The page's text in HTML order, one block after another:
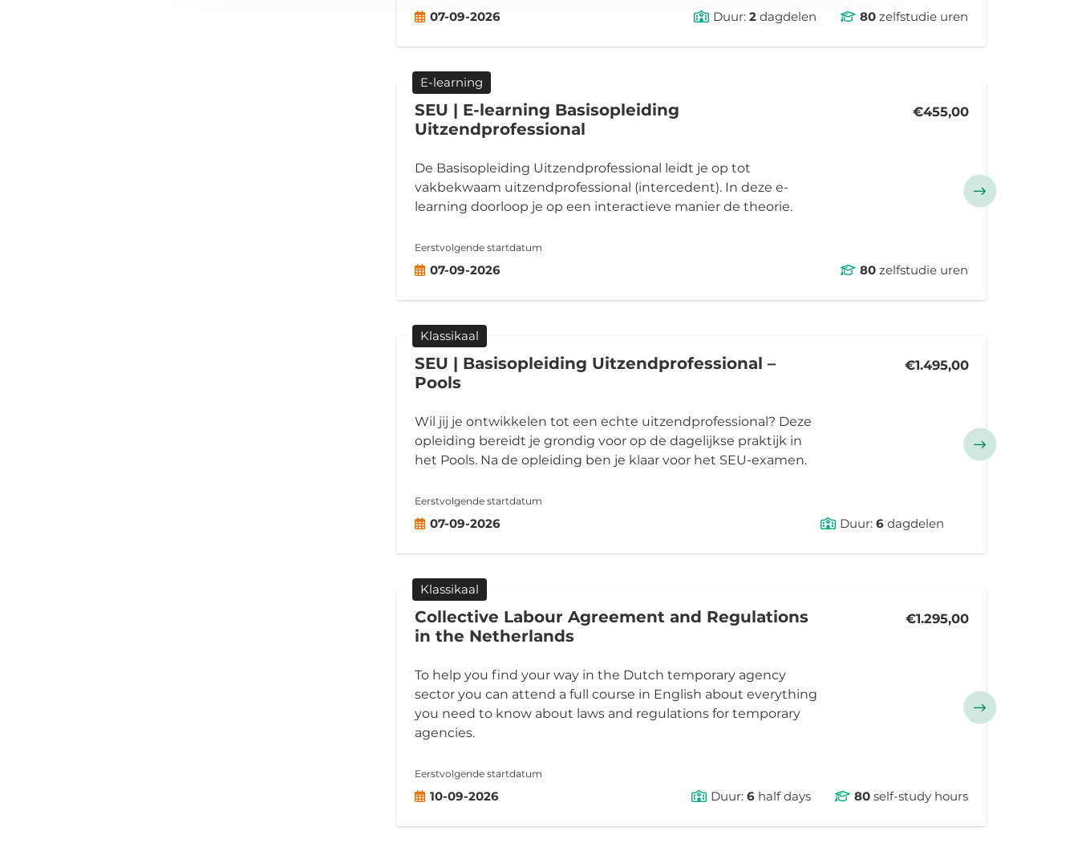
07-09-2026 Duur:2 dagdelen 80 zelfstudie uren
E-learning
SEU | E-learning Basisopleiding
Uitzendprofessional
De Basisopleiding Uitzendprofessional leidt je op tot
vakbekwaam uitzendprofessional (intercedent). In deze e-
learning doorloop je op een interactieve manier de theorie.
€455,00
Eerstvolgende startdatum
07-09-2026 80 zelfstudie uren
Klassikaal
SEU | Basisopleiding Uitzendprofessional –
Pools
Wil jij je ontwikkelen tot een echte uitzendprofessional? Deze
opleiding bereidt je grondig voor op de dagelijkse praktijk in
het Pools. Na de opleiding ben je klaar voor het SEU-examen.
€1.495,00
Eerstvolgende startdatum
07-09-2026 Duur:6 dagdelen
Klassikaal
Collective Labour Agreement and Regulations
in the Netherlands
To help you find your way in the Dutch temporary agency
sector you can attend a full course in English about everything
you need to know about laws and regulations for temporary
agencies.
€1.295,00
Eerstvolgende startdatum
10-09-2026 Duur:6 half days 80 self-study hours